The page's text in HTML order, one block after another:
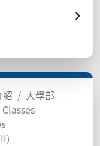
紹
大學部